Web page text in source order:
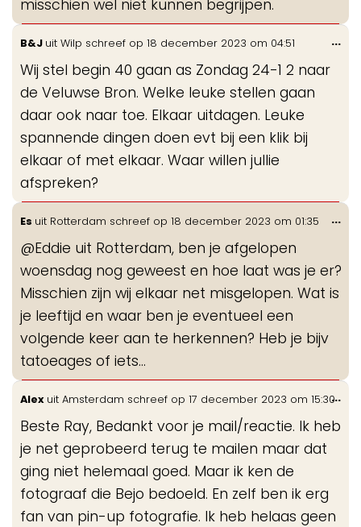
misschien wel niet kunnen begrijpen.
B&J uit Wilp schreef op 18 december 2023 om 04:51
Wij stel begin 40 gaan as Zondag 24-1 2 naar
de Veluwse Bron. Welke leuke stellen gaan
daar ook naar toe. Elkaar uitdagen. Leuke
spannende dingen doen evt bij een klik bij
elkaar of met elkaar. Waar willen jullie
afspreken?
...
Es uit Rotterdam schreef op 18 december 2023 om 01:35
@Eddie uit Rotterdam, ben je afgelopen
woensdag nog geweest en hoe laat was je er?
Misschien zijn wij elkaar net misgelopen. Wat is
je leeftijd en waar ben je eventueel een
volgende keer aan te herkennen? Heb je bijv
tatoeages of iets…
...
Alex uit Amsterdam schreef op 17 december 2023 om 15:30
Beste Ray, Bedankt voor je mail/reactie. Ik heb
je net geprobeerd terug te mailen maar dat
ging niet helemaal goed. Maar ik ken de
fotograaf die Bejo bedoeld. En zelf ben ik erg
fan van pin-up fotografie. Ik heb helaas geen
...